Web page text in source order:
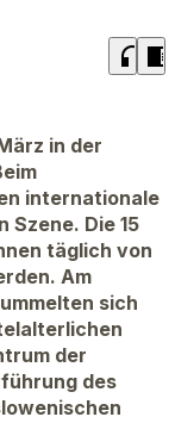
headphones chrome_reader_mode
in der
internationale
Szene. Die 15
täglich von
Am
sich
der
des